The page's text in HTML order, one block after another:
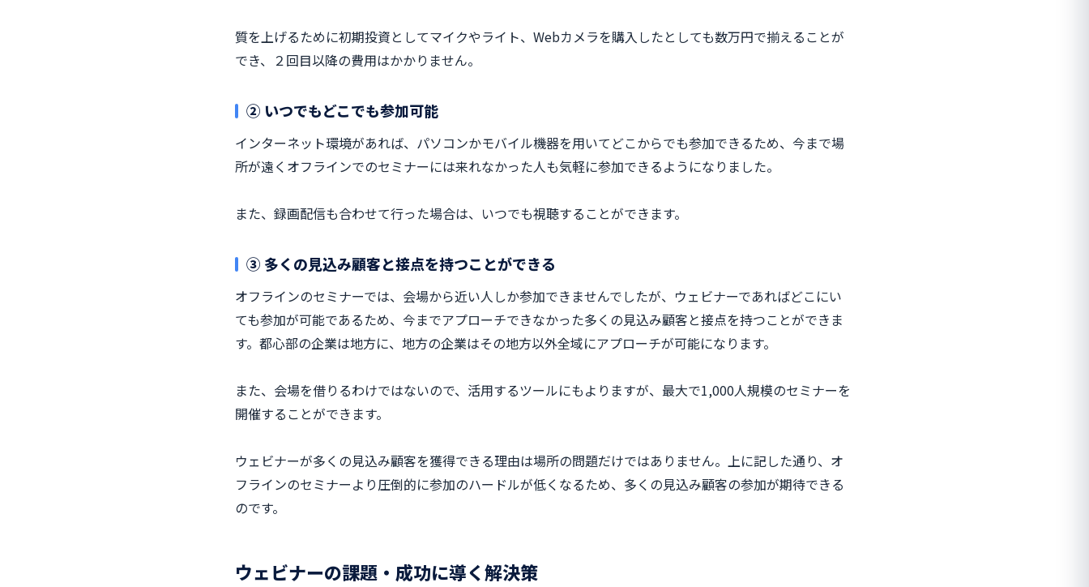
質を上げるために初期投資としてマイクやライト、Webカメラを購入したとしても数万円で揃えることが
でき、２回目以降の費用はかかりません。
② いつでもどこでも参加可能
インターネット環境があれば、パソコンかモバイル機器を用いてどこからでも参加できるため、今まで場
所が遠くオフラインでのセミナーには来れなかった人も気軽に参加できるようになりました。
また、録画配信も合わせて行った場合は、いつでも視聴することができます。
③ 多くの見込み顧客と接点を持つことができる
オフラインのセミナーでは、会場から近い人しか参加できませんでしたが、ウェビナーであればどこにい
ても参加が可能であるため、今までアプローチできなかった多くの見込み顧客と接点を持つことができま
す。都心部の企業は地方に、地方の企業はその地方以外全域にアプローチが可能になります。
また、会場を借りるわけではないので、活用するツールにもよりますが、最大で1,000人規模のセミナーを
開催することができます。
ウェビナーが多くの見込み顧客を獲得できる理由は場所の問題だけではありません。上に記した通り、オ
フラインのセミナーより圧倒的に参加のハードルが低くなるため、多くの見込み顧客の参加が期待できる
のです。
ウェビナーの課題・成功に導く解決策